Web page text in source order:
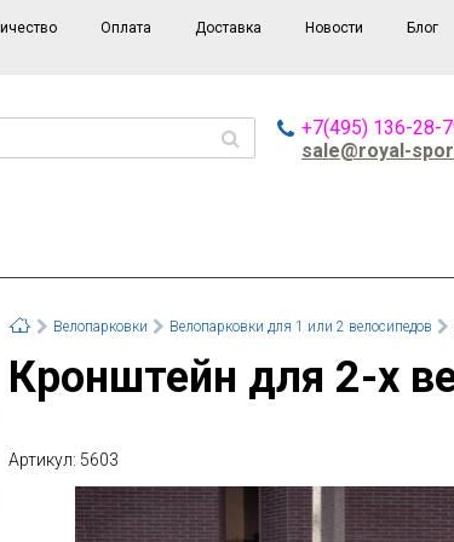
Оплата Доставка Новости Блог
+7(495) 136-28-
sale@royal-
Велопарковки Велопарковки для 1 или 2 велосипедов
Кронштейн для 2-х
Артикул: 5603